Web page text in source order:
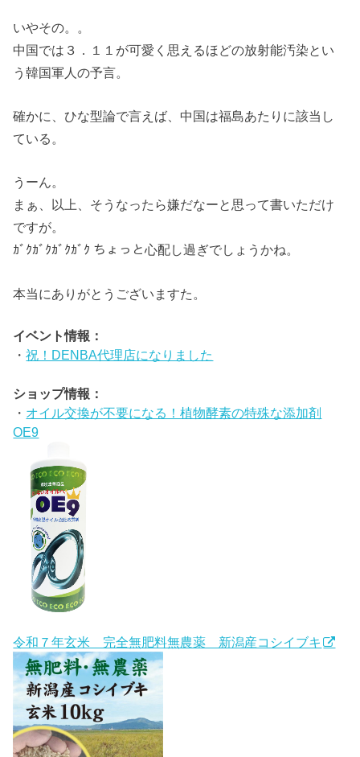
いやその。。
中国では３．１１が可愛く思えるほどの放射能汚染とい
う韓国軍人の予言。
確かに、ひな型論で言えば、中国は福島あたりに該当し
ている。
うーん。
まぁ、以上、そうなったら嫌だなーと思って書いただけ
ですが。
ｶﾞｸｶﾞｸｶﾞｸｶﾞｸ ちょっと心配し過ぎでしょうかね。
本当にありがとうございますた。
イベント情報：
・祝！DENBA代理店になりました
ショップ情報：
・ オイル交換が不要になる！植物酵素の特殊な添加剤
OE9
令和７年玄米 完全無肥料無農薬 新潟産コシイブキ